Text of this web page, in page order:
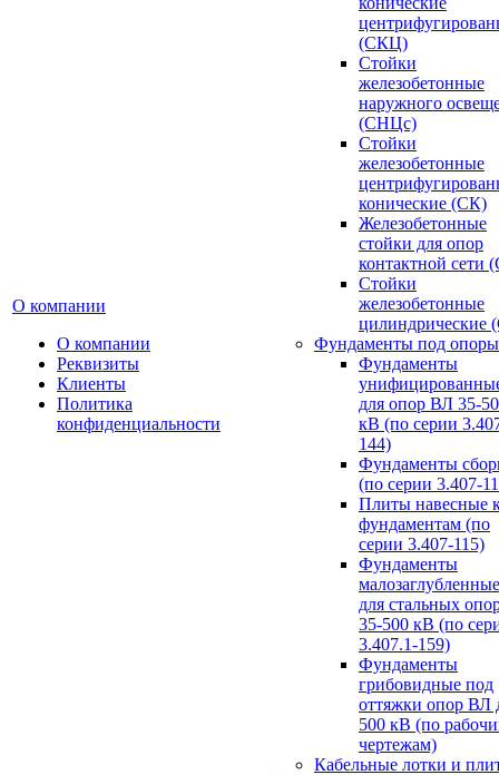
О компании
О компании
Реквизиты
Клиенты
Политика
конфиденциальности
(СКЦ)
Стойки
железобетонные
наружного
(СНЦс)
Стойки
железобетонные
конические (СК)
Железобетонные
стойки для опор
контактной сети
Стойки
железобетонные
цилиндрические
Фундаменты под опоры
Фундаменты
для опор ВЛ 35-
кВ (по серии
144)
Фундаменты
(по серии 3.407-
Плиты навесные
фундаментам (по
серии 3.407-115)
Фундаменты
малозаглубленные
для стальных
35-500 кВ (по
3.407.1-159)
Фундаменты
грибовидные под
оттяжки опор ВЛ
500 кВ (по
чертежам)
Кабельные лотки и